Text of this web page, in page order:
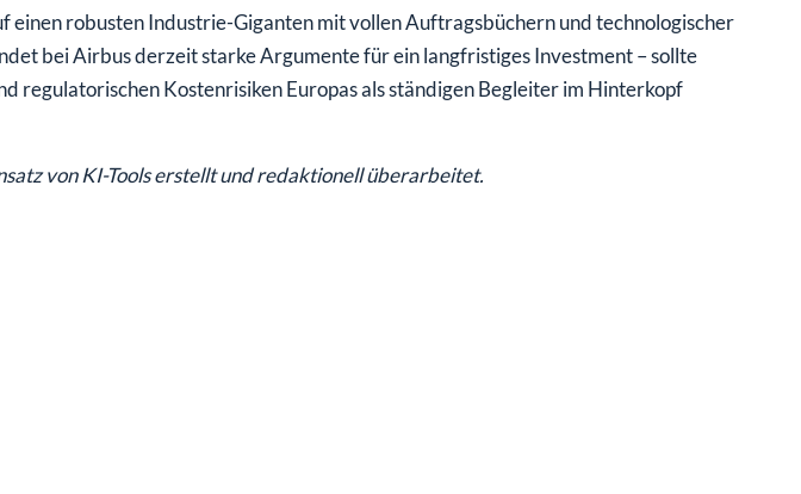
einen robusten Industrie-Giganten mit vollen Auftragsbüchern und technologischer
bei Airbus derzeit starke Argumente für ein langfristiges Investment – sollte
regulatorischen Kostenrisiken Europas als ständigen Begleiter im Hinterkopf
von KI-Tools erstellt und redaktionell überarbeitet.